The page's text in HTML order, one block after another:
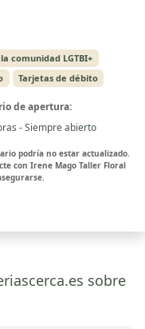
comunidad LGTBI+
Tarjetas de débito
de apertura:
- Siempre abierto
podría no estar actualizado.
con Irene Mago Taller Floral
sobre